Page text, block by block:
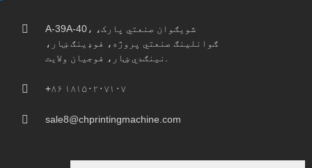
A-39A-40، شویګوان صنعتي پارک،
ګوانلینګ صنعتي پروژه، فوډینګ ښار،
نینګدي ښار، فوجیان ولایت.
+۸۶ ۱۸۱۵۰۲۰۷۱۰۷
sale8@chprintingmachine.com